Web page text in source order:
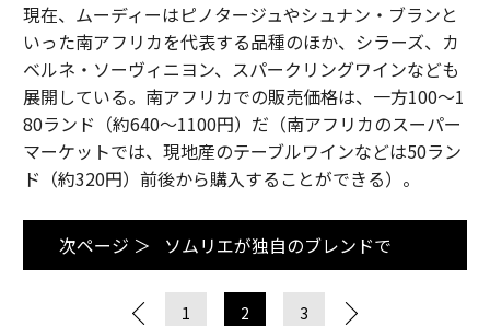
現在、ムーディーはピノタージュやシュナン・ブランと
いった南アフリカを代表する品種のほか、シラーズ、カ
ベルネ・ソーヴィニヨン、スパークリングワインなども
展開している。南アフリカでの販売価格は、一方100〜1
80ランド（約640〜1100円）だ（南アフリカのスーパー
マーケットでは、現地産のテーブルワインなどは50ラン
ド（約320円）前後から購入することができる）。
次ページ ＞ ソムリエが独自のブレンドで
1 2 3